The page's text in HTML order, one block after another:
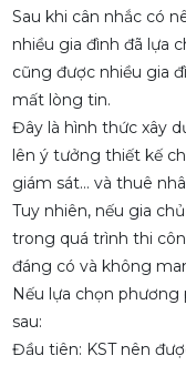
Sau khi cân nhắc có
nhiều gia đình đã lựa
cũng được nhiều gia
mất lòng tin.
Đây là hình thức xây
lên ý tưởng thiết kế
giám sát… và thuê
Tuy nhiên, nếu gia
trong quá trình thi
đáng có và không
Nếu lựa chọn phương
sau:
Đầu tiên: KST nên